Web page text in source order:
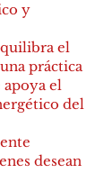
y
el
práctica
apoya el
del
desean